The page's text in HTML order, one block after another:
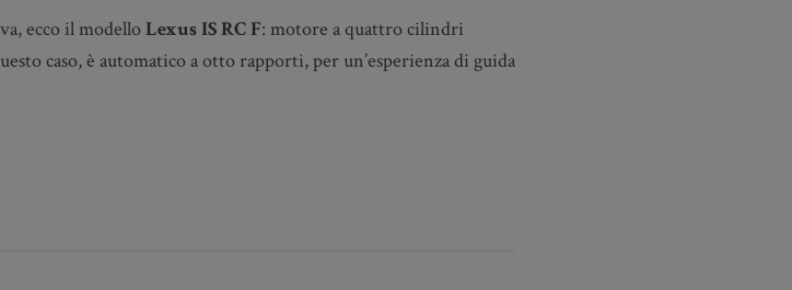
ecco il modello Lexus IS RC F: motore a quattro cilindri
caso, è automatico a otto rapporti, per un’esperienza di guida